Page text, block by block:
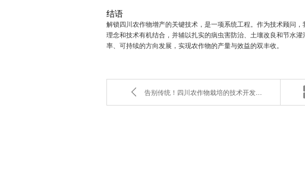
结语
解锁四川农作物增产的关键技术，是一项系统工程。作为技术顾问
理念和技术有机结合，并辅以扎实的病虫害防治、土壤改良和节水
率、可持续的方向发展，实现农作物的产量与效益的双丰收。
告别传统！四川农作物栽培的技术开发如何引领行业变革？